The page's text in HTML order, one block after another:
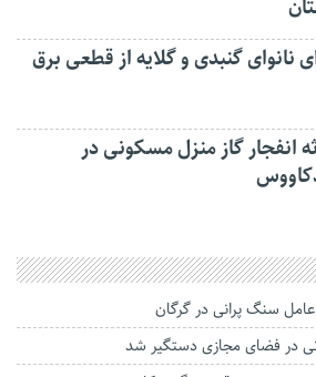
نانوای گنبدی و گلایه از قطعی برق
انفجار گاز منزل مسکونی در
سنگ پرانی در گرگان
در فضای مجازی دستگیر شد